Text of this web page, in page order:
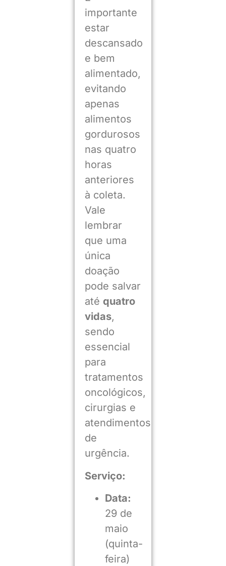
importante
estar
descansado
e bem
alimentado,
evitando
apenas
alimentos
gordurosos
nas quatro
horas
anteriores
à coleta.
Vale
lembrar
que uma
única
doação
pode salvar
até quatro
vidas,
sendo
essencial
para
tratamentos
oncológicos,
cirurgias e
atendimentos
de
urgência.
Serviço:
Data:
29 de
maio
(quinta-
feira)